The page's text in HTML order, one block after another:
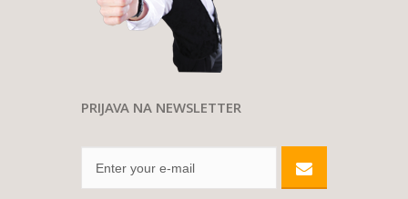
PRIJAVA NA NEWSLETTER